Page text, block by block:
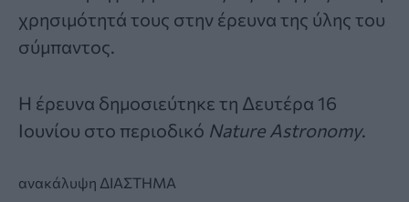
χρησιμότητά τους στην έρευνα της ύλης του
σύμπαντος.
Η έρευνα δημοσιεύτηκε τη Δευτέρα 16
Ιουνίου στο περιοδικό Nature Astronomy.
ανακάλυψη ΔΙΑΣΤΗΜΑ